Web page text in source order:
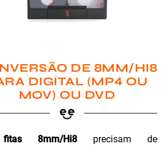
DE 8MM/HI8
DIGITAL (MP4 OU
MOV) OU DVD
fitas 8mm/Hi8 precisam de